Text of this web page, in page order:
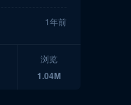
1年前
浏览
1.04M